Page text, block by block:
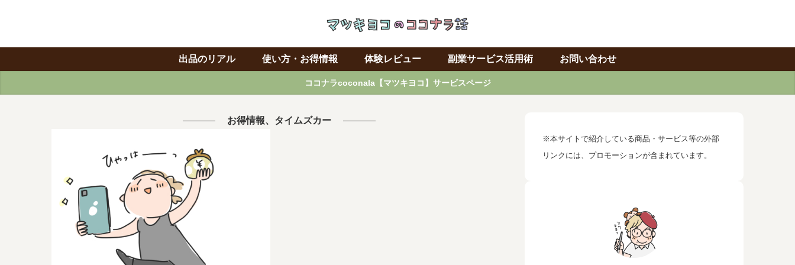
出品のリアル 使い方・お得情報 体験レビュー 副業サービス活用術 お問い合わせ
ココナラcoconala【マツキヨコ】サービスページ
お得情報、タイムズカー
※本サイトで紹介している商品・サービス等の外部
リンクには、プロモーションが含まれています。